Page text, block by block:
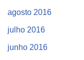
agosto 2016
julho 2016
junho 2016